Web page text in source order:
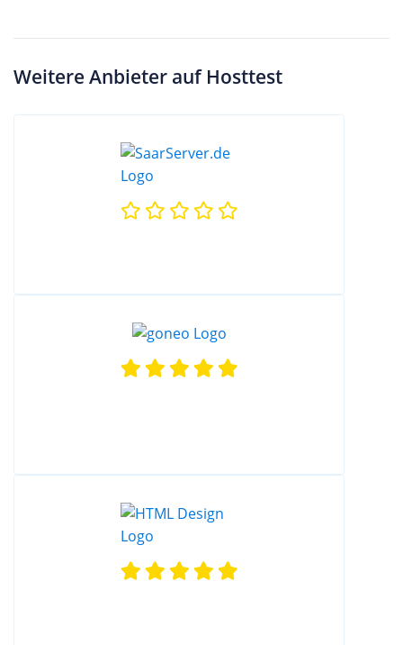
Weitere Anbieter auf Hosttest